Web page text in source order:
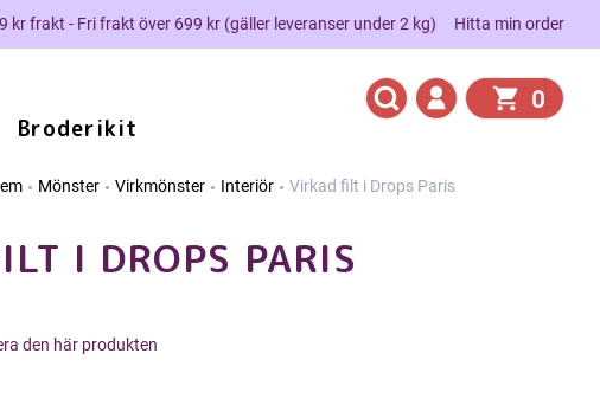
kr frakt - Fri frakt över 699 kr (gäller leveranser under 2 kg) Hitta min order
Broderikit
0
Mönster Virkmönster Interiör Virkad filt i Drops Paris
I DROPS PARIS
den här produkten